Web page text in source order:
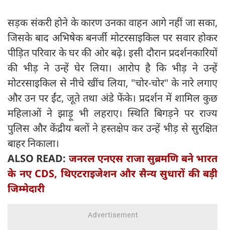
सड़क संकरी होने के कारण उनका वाहन आगे नहीं जा सका,
जिसके बाद अभिषेक बनर्जी मोटरसाइकिल पर सवार होकर
पीड़ित परिवार के घर की ओर बढ़े। इसी दौरान प्रदर्शनकारियों
की भीड़ ने उन्हें घेर लिया। आरोप है कि भीड़ ने उन्हें
मोटरसाइकिल से नीचे खींच लिया, "चोर-चोर" के नारे लगाए
और उन पर ईंट, जूते तथा अंडे फेंके। प्रदर्शन में शामिल कुछ
महिलाओं ने झाड़ू भी लहराए। स्थिति बिगड़ने पर राज्य
पुलिस और केंद्रीय बलों ने हस्तक्षेप कर उन्हें भीड़ से सुरक्षित
बाहर निकाला।
ALSO READ: जनरल एनएस राजा सुब्रमणि बने भारत
के नए CDS, थिएटराइजेशन और सैन्य सुधारों की बड़ी
जिम्मेदारी